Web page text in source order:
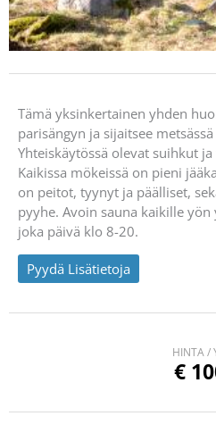
Tämä yksinkertainen yhden
parisängyn ja sijaitsee
Yhteiskäytössä olevat suihkut
Kaikissa mökeissä on pieni
on peitot, tyynyt ja päälliset,
pyyhe. Avoin sauna kaikille
joka päivä klo 8-20.
Pyydä Lisätietoja
HINTA /
€